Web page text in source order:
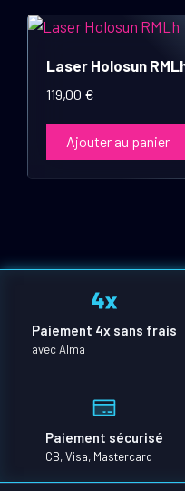
Laser Holosun
119,00 €
Ajouter au panier
Paiement 4x sans frais
avec Alma
Paiement sécurisé
CB, Visa, Mastercard